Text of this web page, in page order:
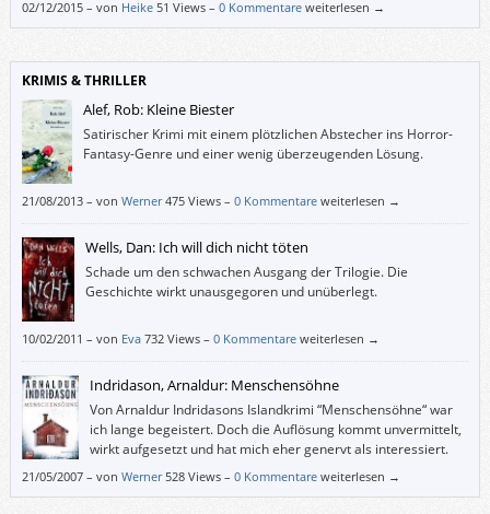
02/12/2015– von Heike 51 Views – 0 Kommentare weiterlesen →
KRIMIS & THRILLER
Alef, Rob: Kleine Biester
Satirischer Krimi mit einem plötzlichen Abstecher ins Horror-
Fantasy-Genre und einer wenig überzeugenden Lösung.
21/08/2013– von Werner 475 Views – 0 Kommentare weiterlesen →
Wells, Dan: Ich will dich nicht töten
Schade um den schwachen Ausgang der Trilogie. Die
Geschichte wirkt unausgegoren und unüberlegt.
10/02/2011 – von Eva 732 Views – 0 Kommentare weiterlesen →
Indridason, Arnaldur: Menschensöhne
Von Arnaldur Indridasons Islandkrimi “Menschensöhne“ war
ich lange begeistert. Doch die Auflösung kommt unvermittelt,
wirkt aufgesetzt und hat mich eher genervt als interessiert.
Schade.
21/05/2007– von Werner 528 Views – 0 Kommentare weiterlesen →